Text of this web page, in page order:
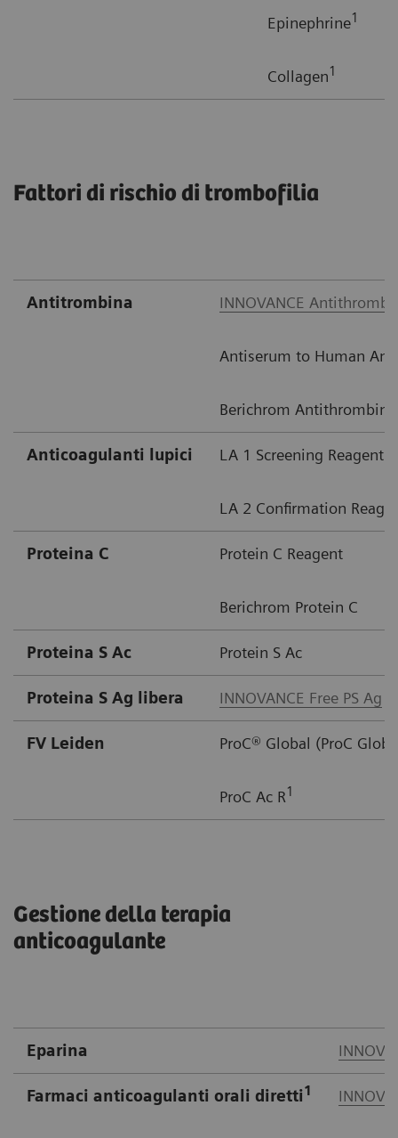
Epinephrine1
Collagen1
Fattori di rischio di trombofilia
Antitrombina INNOVANCE
Antiserum to Human
Berichrom Antithrombin
Anticoagulanti lupici LA 1 Screening Reagent
LA 2 Confirmation
Proteina C Protein C Reagent
Berichrom Protein C
Proteina S Ac Protein S Ac
Proteina S Ag libera INNOVANCE Free PS Ag
FV Leiden ProC® Global (ProC
ProC Ac R1
Gestione della terapia
anticoagulante
Eparina
Farmaci anticoagulanti orali diretti1